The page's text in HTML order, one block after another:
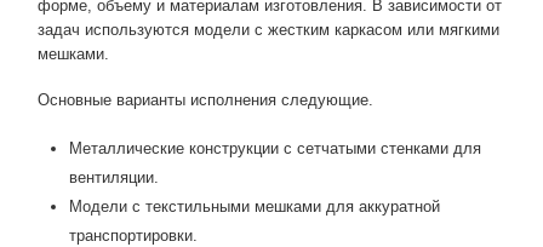
форме, объему и материалам изготовления. В зависимости от
задач используются модели с жестким каркасом или мягкими
мешками.
Основные варианты исполнения следующие.
Металлические конструкции с сетчатыми стенками для
вентиляции.
Модели с текстильными мешками для аккуратной
транспортировки.